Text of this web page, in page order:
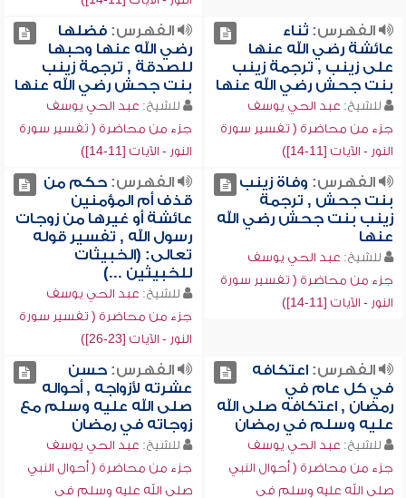
الفهرس:ثناء
عائشة رضي الله عنها
على زينب , ترجمة زينب
بنت جحش رضي الله عنها
للشيخ: عبد الحي يوسف
جزء من محاضرة ( تفسير سورة
النور - الآيات [11-14])
الفهرس:فضلها
رضي الله عنها وحبها
للصدقة , ترجمة زينب
بنت جحش رضي الله عنها
للشيخ: عبد الحي يوسف
جزء من محاضرة ( تفسير سورة
النور - الآيات [11-14])
الفهرس: وفاة زينب
بنت جحش , ترجمة
زينب بنت جحش رضي الله
عنها
للشيخ: عبد الحي يوسف
جزء من محاضرة ( تفسير سورة
النور - الآيات [11-14])
الفهرس:حكم من
قذف أم المؤمنين
عائشة أو غيرها من زوجات
رسول الله , تفسير قوله
تعالى: (الخبيثات
للخبيثين ...)
للشيخ: عبد الحي يوسف
جزء من محاضرة ( تفسير سورة
النور - الآيات [23-26])
الفهرس:اعتكافه
في كل عام في
رمضان , اعتكافه صلى الله
عليه وسلم في رمضان
للشيخ: عبد الحي يوسف
جزء من محاضرة ( أحوال النبي
صلى الله عليه وسلم في
الفهرس:حسن
عشرته لأزواجه , أحواله
صلى الله عليه وسلم مع
زوجاته في رمضان
للشيخ: عبد الحي يوسف
جزء من محاضرة ( أحوال النبي
صلى الله عليه وسلم في